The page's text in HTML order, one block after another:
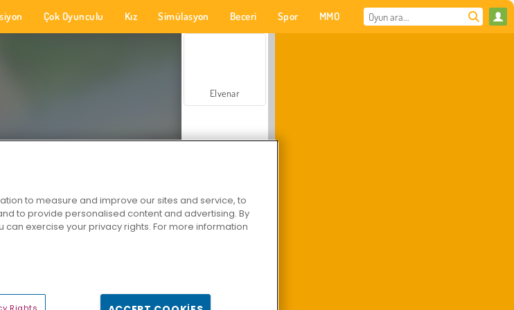
Çok Oyunculu Kız Simülasyon Beceri Spor MMO
Elvenar
to measure and improve our sites and service, to
to provide personalised content and advertising. By
can exercise your privacy rights. For more information
Rights